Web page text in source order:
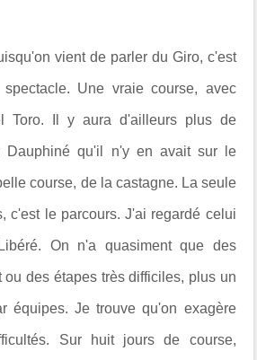
vient de parler du Giro, c'est
Une vraie course, avec
Toro. Il y aura d'ailleurs plus de
Dauphiné qu'il n'y en avait sur le
course, de la castagne. La seule
c'est le parcours. J'ai regardé celui
On n'a quasiment que des
ou des étapes très difficiles, plus un
équipes. Je trouve qu'on exagère
Sur huit jours de course,